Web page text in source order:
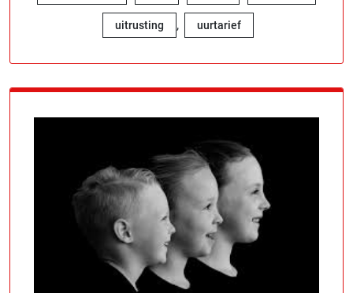
uitrusting , uurtarief